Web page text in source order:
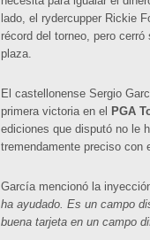
lado, el rydercupper Rickie
récord del torneo, pero
plaza.
El castellonense Sergio
primera victoria en el PGA
ediciones que disputó no le
tremendamente preciso con
García mencionó la
ha ayudado. Es un campo
buena tarjeta en un campo